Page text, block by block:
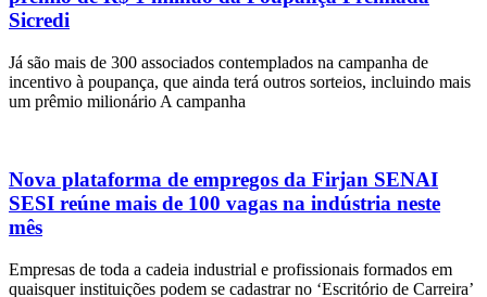
Sicredi
Já são mais de 300 associados contemplados na campanha de
incentivo à poupança, que ainda terá outros sorteios, incluindo mais
um prêmio milionário A campanha
Nova plataforma de empregos da Firjan SENAI
SESI reúne mais de 100 vagas na indústria neste
mês
Empresas de toda a cadeia industrial e profissionais formados em
quaisquer instituições podem se cadastrar no ‘Escritório de Carreira’